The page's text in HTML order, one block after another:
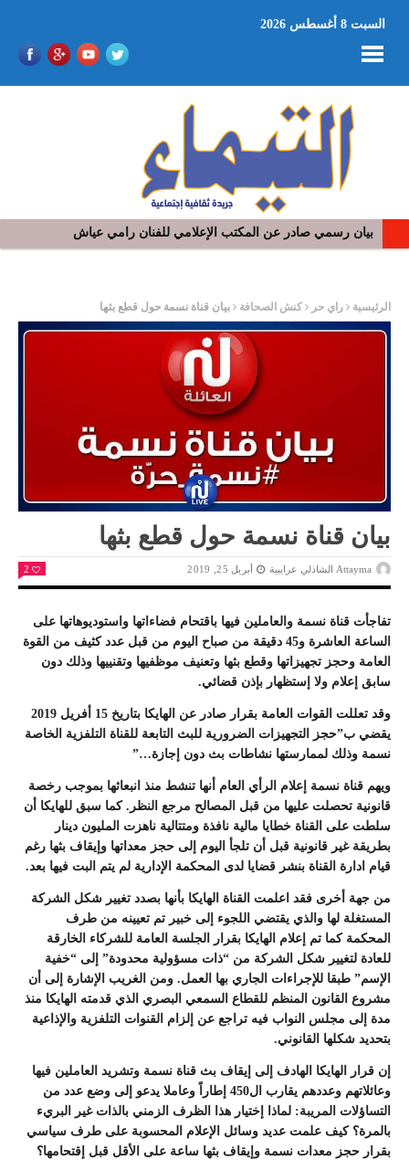
السبت 8 أغسطس 2026
بيان رسمي صادر عن المكتب الإعلامي للفنان رامي عياش
في افتتاح مهرجان بومخلوف الدولي: رؤوف ماهر يتالق و يشد الجمهور
الرئيسية راي حر كنش الصحافة بيان قناة نسمة حول قطع بثها
بيان قناة نسمة حول قطع بثها
Attayma الشاذلي عرايبية أبريل 25, 2019 2
تفاجأت قناة نسمة والعاملين فيها باقتحام فضاءاتها واستوديوهاتها على
الساعة العاشرة و45 دقيقة من صباح اليوم من قبل عدد كثيف من القوة
العامة وحجز تجهيزاتها وقطع بثها وتعنيف موظفيها وتقنييها وذلك دون
سابق إعلام ولا إستظهار بإذن قضائي.
وقد تعللت القوات العامة بقرار صادر عن الهايكا بتاريخ 15 أفريل 2019
يقضي ب”حجز التجهيزات الضرورية للبث التابعة للقناة التلفزية الخاصة
نسمة وذلك لممارستها نشاطات بث دون إجازة…”
ويهم قناة نسمة إعلام الرأي العام أنها تنشط منذ انبعاثها بموجب رخصة
قانونية تحصلت عليها من قبل المصالح مرجع النظر. كما سبق للهايكا أن
سلطت على القناة خطايا مالية نافذة ومتتالية ناهزت المليون دينار
بطريقة غير قانونية قبل أن تلجأ اليوم إلى حجز معداتها وإيقاف بثها رغم
قيام ادارة القناة بنشر قضايا لدى المحكمة الإدارية لم يتم البت فيها بعد.
من جهة أخرى فقد اعلمت القناة الهايكا بأنها بصدد تغيير شكل الشركة
المستغلة لها والذي يقتضي اللجوء إلى خبير تم تعيينه من طرف
المحكمة كما تم إعلام الهايكا بقرار الجلسة العامة للشركاء الخارقة
للعادة لتغيير شكل الشركة من “ذات مسؤولية محدودة” إلى “خفية
الإسم” طبقا للإجراءات الجاري بها العمل. ومن الغريب الإشارة إلى أن
مشروع القانون المنظم للقطاع السمعي البصري الذي قدمته الهايكا منذ
مدة إلى مجلس النواب فيه تراجع عن إلزام القنوات التلفزية والإذاعية
بتحديد شكلها القانوني.
إن قرار الهايكا الهادف إلى إيقاف بث قناة نسمة وتشريد العاملين فيها
وعائلاتهم وعددهم يقارب ال450 إطاراً وعاملا يدعو إلى وضع عدد من
التساؤلات المريبة: لماذا إختيار هذا الظرف الزمني بالذات غير البريء
بالمرة؟ كيف علمت عديد وسائل الإعلام المحسوبة على طرف سياسي
بقرار حجز معدات نسمة وإيقاف بثها ساعة على الأقل قبل إقتحامها؟